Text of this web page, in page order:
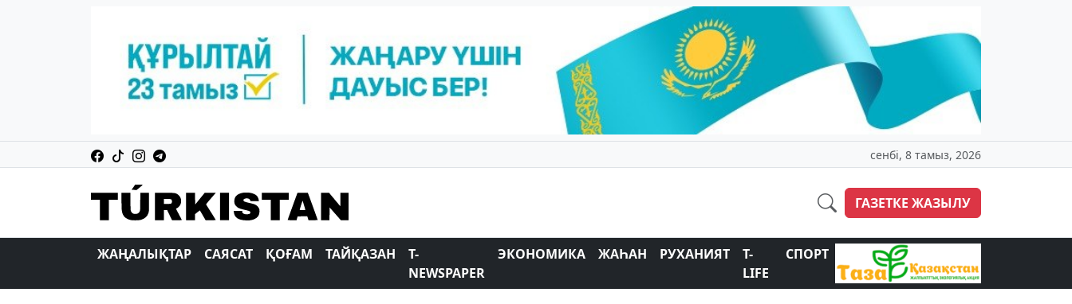
сенбі, 8 тамыз, 2026
ГАЗЕТКЕ ЖАЗЫЛУ
ЖАҢАЛЫҚТАР САЯСАТ ҚОҒАМ ТАЙҚАЗАН
T-
NEWSPAPER
ЭКОНОМИКА ЖАҺАН РУХАНИЯТ
T-
LIFE
СПОРТ